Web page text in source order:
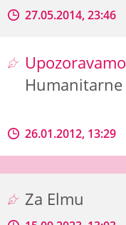
27.05.2014, 23:46
Humanitarne
26.01.2012, 13:29
Za Elmu